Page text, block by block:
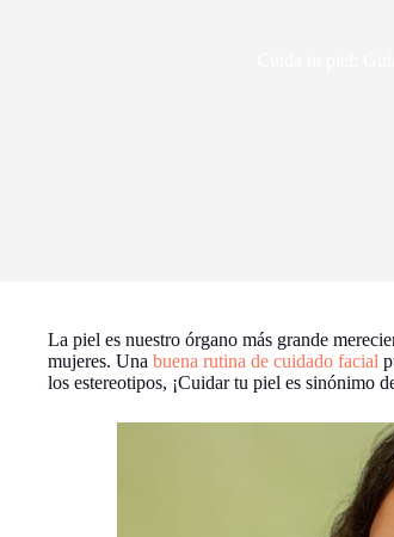
La piel es nuestro órgano más grande
mujeres. Una buena rutina de cuidado facial
los estereotipos, ¡Cuidar tu piel es sinónimo